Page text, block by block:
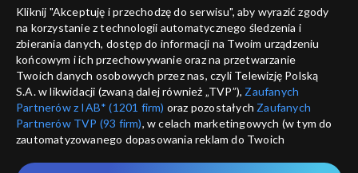
Koronawirus. Poradnik
odc. 340
Koronawirus. Poradnik
odc. 342
Kliknij "Akceptuję i przechodzę do serwisu", aby wyrazić zgody
na korzystanie z technologii automatycznego śledzenia i
zbierania danych, dostęp do informacji na Twoim urządzeniu
końcowym i ich przechowywanie oraz na przetwarzanie
Twoich danych osobowych przez nas, czyli Telewizję Polską
S.A. w likwidacji (zwaną dalej również „TVP”), Zaufanych
Partnerów z IAB* (1201 firm) oraz pozostałych Zaufanych
Partnerów TVP (93 firm), w celach marketingowych (w tym do
zautomatyzowanego dopasowania reklam do Twoich